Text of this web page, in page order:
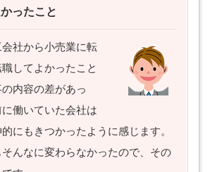
ったこと
社から小売業に転
してよかったこと
内容の差があっ
働いていた会社は
にもきつかったように感じます。
んなに変わらなかったので、その